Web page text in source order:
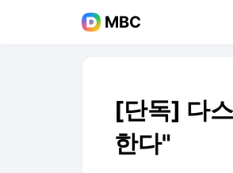
MBC
[단독] 다
한다"